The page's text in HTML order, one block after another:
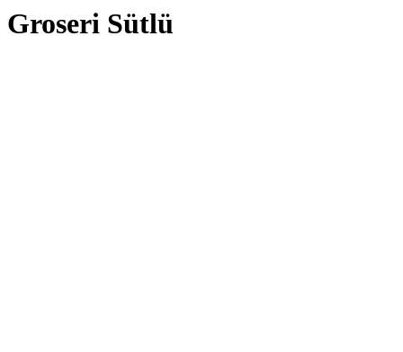
Groseri Sütlü